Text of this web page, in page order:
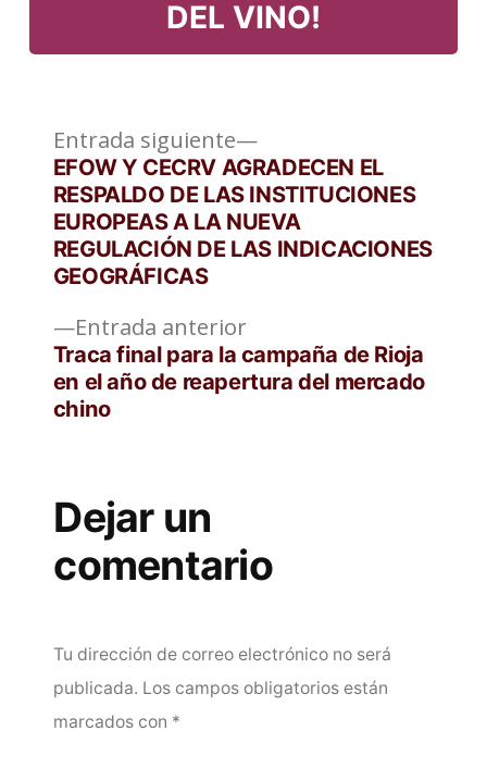
DEL VINO!
Navegación
de
entradas
Entrada anteriorEntrada
anterior:
Traca final para la campaña de Rioja
en el año de reapertura del mercado
chino
Entrada siguiente
Entrada
siguiente:
EFOW Y CECRV AGRADECEN EL
RESPALDO DE LAS INSTITUCIONES
EUROPEAS A LA NUEVA
REGULACIÓN DE LAS INDICACIONES
GEOGRÁFICAS
Dejar un
comentario
Tu dirección de correo electrónico no será
publicada. Los campos obligatorios están
marcados con *